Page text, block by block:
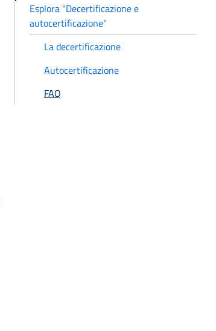
Esplora "Decertificazione e
autocertificazione"
La decertificazione
Autocertificazione
FAQ